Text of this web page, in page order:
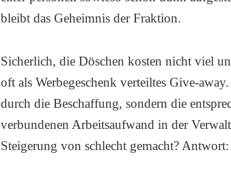
bleibt das Geheimnis der Fraktion.
Sicherlich, die Döschen kosten nicht viel
oft als Werbegeschenk verteiltes Give-
durch die Beschaffung, sondern die
verbundenen Arbeitsaufwand in der
Steigerung von schlecht gemacht?